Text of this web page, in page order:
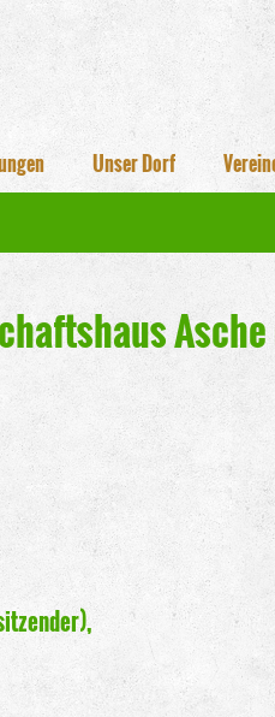
Unser Dorf
Asche
Krull